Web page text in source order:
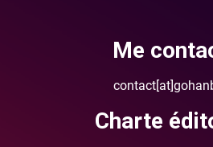
Me
Charte